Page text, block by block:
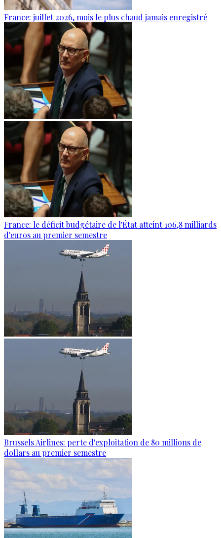
France: juillet 2026, mois le plus chaud jamais enregistré
France: le déficit budgétaire de l'État atteint 106,8 milliards
d'euros au premier semestre
Brussels Airlines: perte d'exploitation de 80 millions de
dollars au premier semestre